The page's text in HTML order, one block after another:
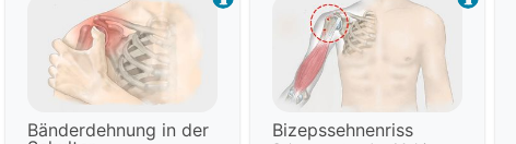
Bänderdehnung in der
Bizepssehnenriss